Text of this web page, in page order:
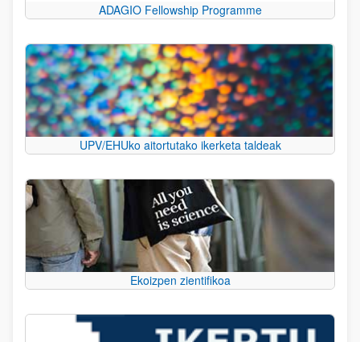
ADAGIO Fellowship Programme
UPV/EHUko aitortutako ikerketa taldeak
Ekoizpen zientifikoa